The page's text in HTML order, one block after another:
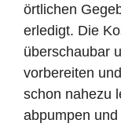
örtlichen
erledigt. Die
überschaubar
vorbereiten
schon nahezu
abpumpen